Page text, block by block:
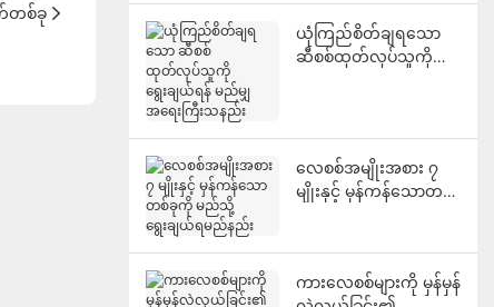
တစ်ခု
ယုံကြည်စိတ်ချရသော
ဆီစစ်ထုတ်လုပ်သူကို
လေစစ်အမျိုးအစား ၇
မျိုးနှင့် မှန်ကန်သောတစ်
ကားလေစစ်များကို မှန်မှန်